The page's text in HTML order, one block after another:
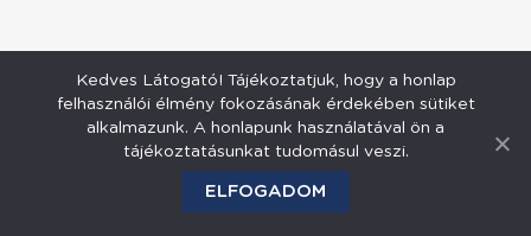
Kedves Látogató! Tájékoztatjuk, hogy a honlap
felhasználói élmény fokozásának érdekében sütiket
alkalmazunk. A honlapunk használatával ön a
tájékoztatásunkat tudomásul veszi.
ELFOGADOM